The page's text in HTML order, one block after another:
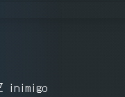
inimigo